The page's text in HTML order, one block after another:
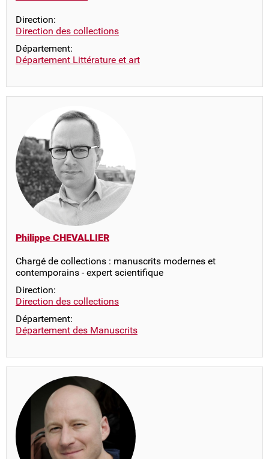
Direction:
Direction des collections
Département:
Département Littérature et art
Philippe CHEVALLIER
Chargé de collections : manuscrits modernes et
contemporains - expert scientifique
Direction:
Direction des collections
Département:
Département des Manuscrits